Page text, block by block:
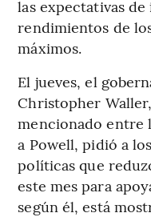
las expectativas
rendimientos de
máximos.
El jueves, el
Christopher
mencionado entre
a Powell, pidió a
políticas que
este mes para
según él, está